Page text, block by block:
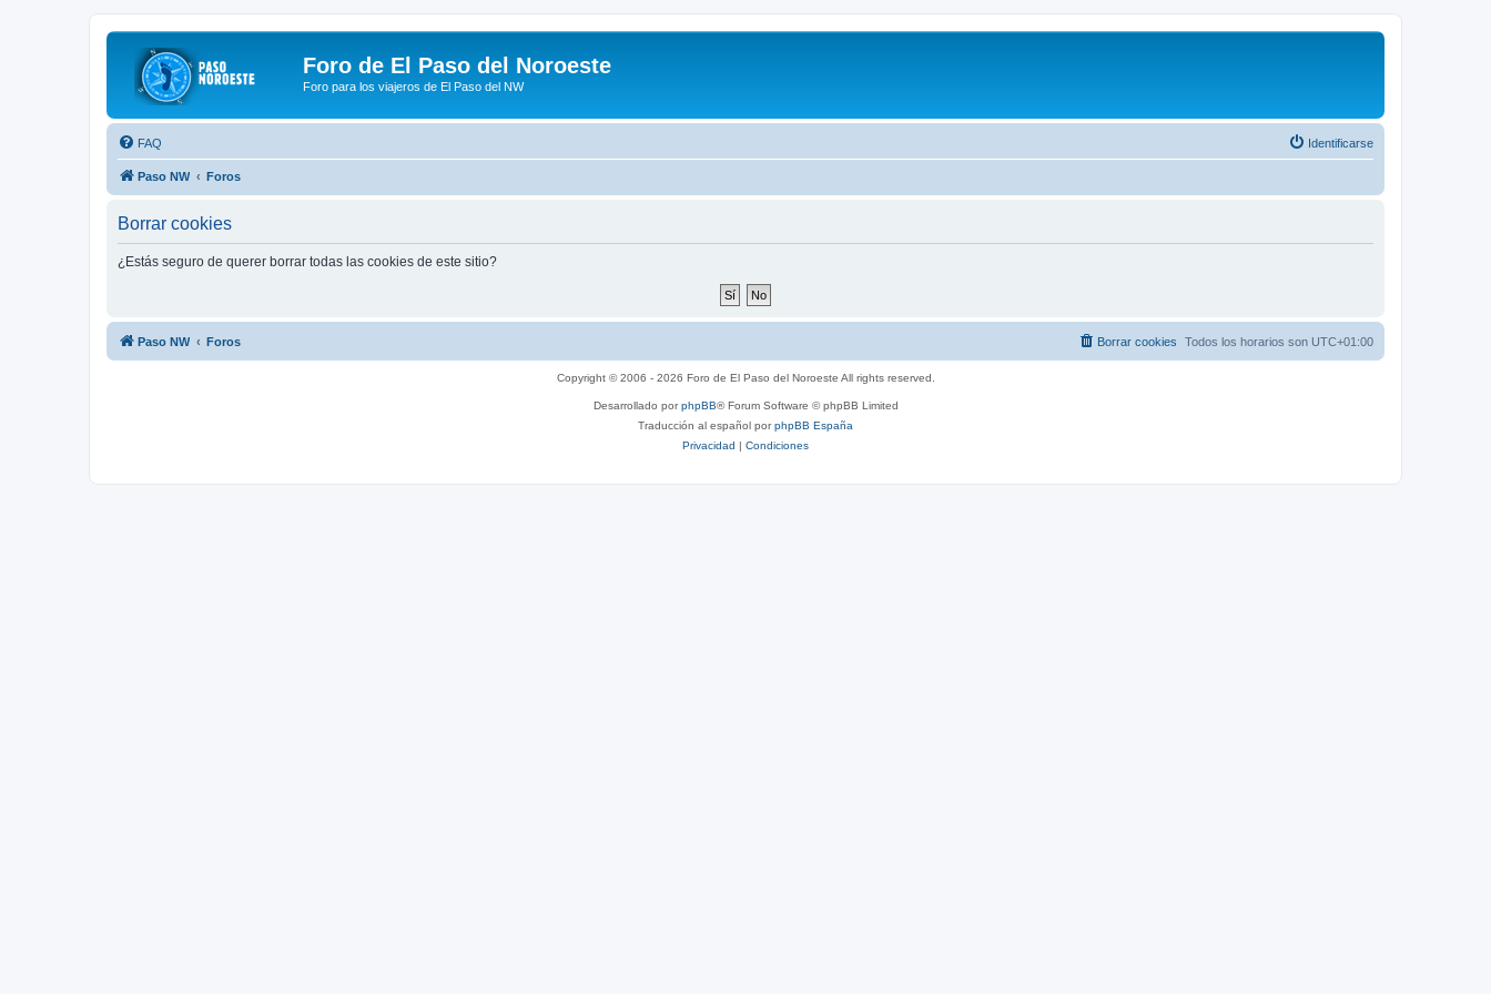
Foro de El Paso del Noroeste
Foro para los viajeros de El Paso del NW
FAQ Identificarse
Paso NW Foros
Borrar cookies
¿Estás seguro de querer borrar todas las cookies de este sitio?
Paso NW Foros Todos los horarios son UTC+01:00
Borrar cookies
Copyright © 2006 - 2026 Foro de El Paso del Noroeste All rights reserved.
Desarrollado porphpBB® Forum Software © phpBB Limited
Traducción al español porphpBB España
Privacidad | Condiciones